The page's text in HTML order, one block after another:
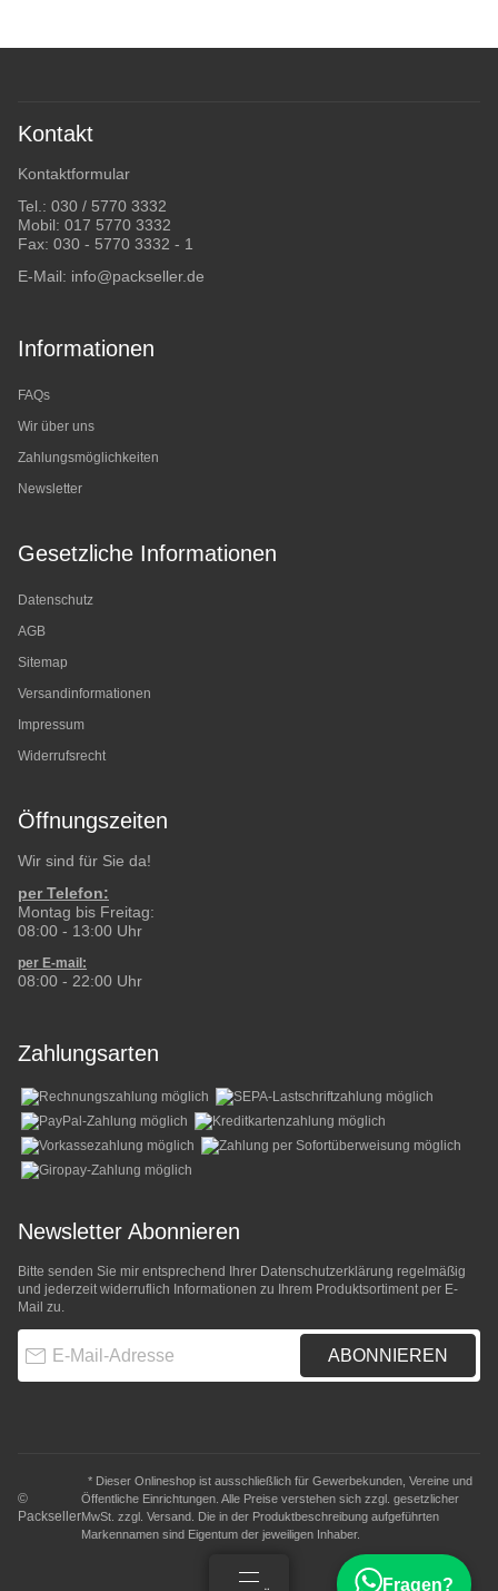
Kontakt
Kontaktformular
Tel.: 030 / 5770 3332
Mobil: 017 5770 3332
Fax: 030 - 5770 3332 - 1
E-Mail: info@packseller.de
Informationen
FAQs
Wir über uns
Zahlungsmöglichkeiten
Newsletter
Gesetzliche Informationen
Datenschutz
AGB
Sitemap
Versandinformationen
Impressum
Widerrufsrecht
Öffnungszeiten
Wir sind für Sie da!
per Telefon:
Montag bis Freitag:
08:00 - 13:00 Uhr
per E-mail:
08:00 - 22:00 Uhr
Zahlungsarten
Newsletter Abonnieren
Bitte senden Sie mir entsprechend Ihrer Datenschutzerklärung regelmäßig
und jederzeit widerruflich Informationen zu Ihrem Produktsortiment per E-
Mail zu.
ABONNIEREN
©
Packseller
* Dieser Onlineshop ist ausschließlich für Gewerbekunden, Vereine und
Öffentliche Einrichtungen. Alle Preise verstehen sich zzgl. gesetzlicher
MwSt. zzgl. Versand . Die in der Produktbeschreibung aufgeführten
Markennamen sind Eigentum der jeweiligen Inhaber.
Fragen?